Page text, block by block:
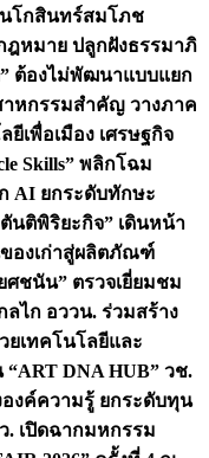
นโกสินทร์สมโภช
ฎหมาย ปลูกฝังธรรมาภิ
ต้องไม่พัฒนาแบบแยก
าหกรรมสำคัญ วางภาค
เพื่อเมือง เศรษฐกิจ
Skills” พลิกโฉม
ก AI ยกระดับทักษะ
นติพิริยะกิจ” เดินหน้า
ของเก่าสู่ผลิตภัณฑ์
ศชนัน” ตรวจเยี่ยมชม
ไก อววน. ร่วมสร้าง
เทคโนโลยีและ
“ART DNA HUB” วช.
งค์ความรู้ ยกระดับทุน
. เปิดฉากมหกรรม